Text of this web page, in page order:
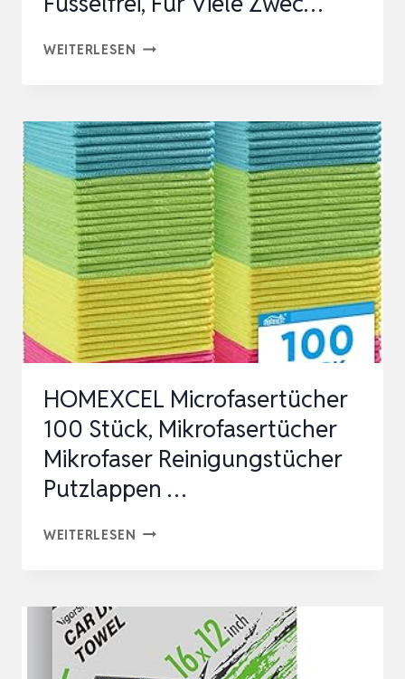
WEITERLESEN ORIGHTY
60
STÜCK,
EXTREM
SAUGFÄHIG
UND
FUSSELFREI,
FÜR
VIELE
ZWEC…
HOMEXCEL Microfasertücher
100 Stück, Mikrofasertücher
Mikrofaser Reinigungstücher
Putzlappen …
WEITERLESEN HOMEXCEL
MIKROFASERTÜCHER
MIKROFASER